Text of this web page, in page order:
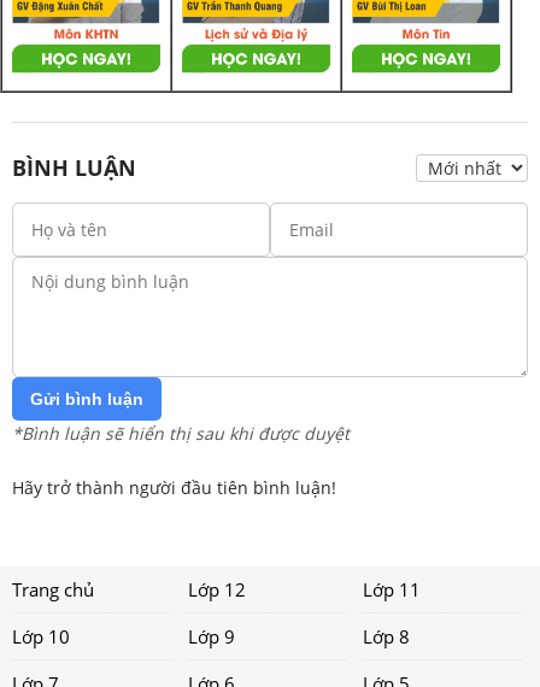
BÌNH LUẬN
Gửi bình luận
*Bình luận sẽ hiển thị sau khi được duyệt
Hãy trở thành người đầu tiên bình luận!
Trang chủ Lớp 12
Lớp 11
Lớp 10
Lớp 9
Lớp 8